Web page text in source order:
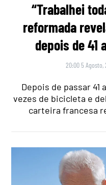
“Trabalhei
reformada
depois de 41
20:00 5 Agosto,
Depois de passar
vezes de bicicleta e
carteira francesa